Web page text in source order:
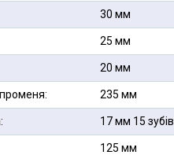
30 мм
25 мм
20 мм
235 мм
17 мм 15 зубів
125 мм